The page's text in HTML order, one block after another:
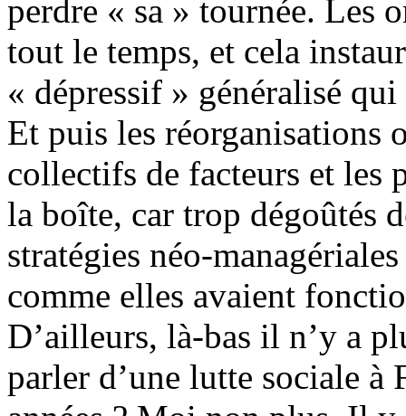
perdre « sa » tournée. Les
tout le temps, et cela
« dépressif » généralisé
Et puis les réorganisations
collectifs de facteurs et les
la boîte, car trop dégoûtés
stratégies néo-
comme elles avaient
D’ailleurs, là-bas il n’y a
parler d’une lutte sociale à